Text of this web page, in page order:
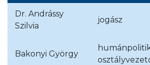
Dr. Andrássy
Szilvia
jogász
Bakonyi György